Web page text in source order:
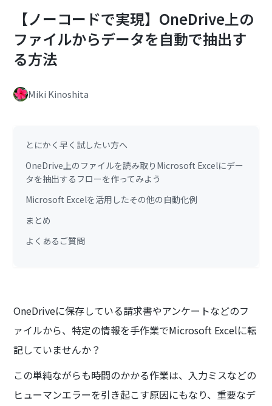
【ノーコードで実現】OneDrive上の
ファイルからデータを自動で抽出す
る方法
Miki Kinoshita
とにかく早く試したい方へ
OneDrive上のファイルを読み取りMicrosoft Excelにデー
タを抽出するフローを作ってみよう
Microsoft Excelを活用したその他の自動化例
まとめ
よくあるご質問
OneDriveに保存している請求書やアンケートなどのフ
ァイルから、特定の情報を手作業でMicrosoft Excelに転
記していませんか？
この単純ながらも時間のかかる作業は、入力ミスなどの
ヒューマンエラーを引き起こす原因にもなり、重要なデ